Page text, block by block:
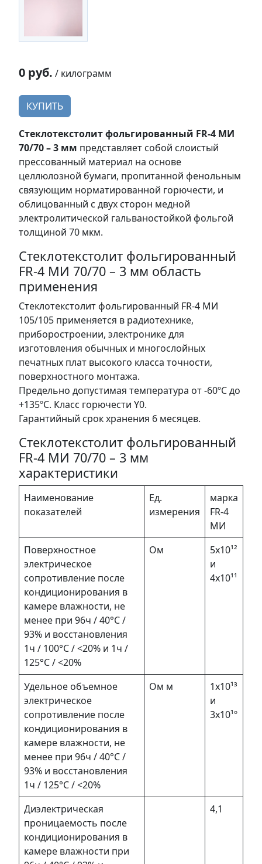
0 руб. / килограмм
КУПИТЬ
Стеклотекстолит фольгированный FR-4 МИ
70/70 – 3 мм представляет собой слоистый
прессованный материал на основе
целлюлозной бумаги, пропитанной фенольным
связующим норматированной горючести, и
облицованный с двух сторон медной
электролитической гальваностойкой фольгой
толщиной 70 мкм.
Стеклотекстолит фольгированный
FR-4 МИ 70/70 – 3 мм область
применения
Стеклотекстолит фольгированный FR-4 МИ
105/105 применяется в радиотехнике,
приборостроении, электронике для
изготовления обычных и многослойных
печатных плат высокого класса точности,
поверхностного монтажа.
Предельно допустимая температура от -60ºС до
+135ºС. Класс горючести Y0.
Гарантийный срок хранения 6 месяцев.
Стеклотекстолит фольгированный
FR-4 МИ 70/70 – 3 мм
характеристики
Наименование
показателей
Ед.
измерения
марка
FR-4
МИ
Поверхностное
электрическое
сопротивление после
кондиционирования в
камере влажности, не
менее при 96ч / 40°С /
93% и восстановления
1ч / 100°С / <20% и 1ч /
125°С / <20%
Ом
5х10¹²
и
4х10¹¹
Удельное объемное
электрическое
сопротивление после
кондиционирования в
камере влажности, не
менее при 96ч / 40°С /
93% и восстановления
1ч / 125°С / <20%
Ом м
1х10¹³
и
3х10¹º
Диэлектрическая
проницаемость после
кондиционирования в
камере влажности при
4,1